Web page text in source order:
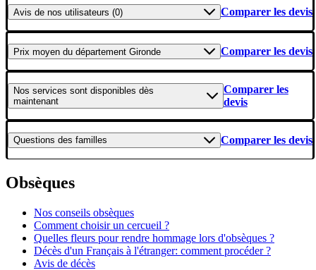
Avis de nos utilisateurs (0) Comparer les devis
Prix moyen du département Gironde Comparer les devis
Nos services sont disponibles dès
maintenant
Comparer les
devis
Questions des familles Comparer les devis
Obsèques
Nos conseils obsèques
Comment choisir un cercueil ?
Quelles fleurs pour rendre hommage lors d'obsèques ?
Décès d'un Français à l'étranger: comment procéder ?
Avis de décès